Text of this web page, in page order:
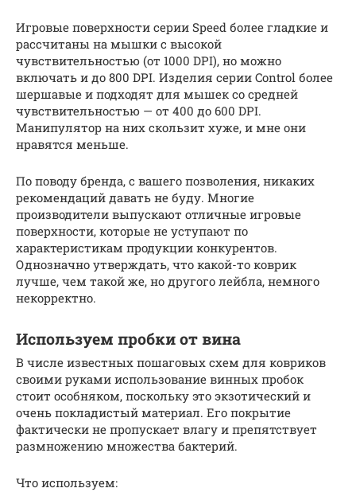
Игровые поверхности серии Speed более гладкие и
рассчитаны на мышки с высокой
чувствительностью (от 1000 DPI), но можно
включать и до 800 DPI. Изделия серии Control более
шершавые и подходят для мышек со средней
чувствительностью — от 400 до 600 DPI.
Манипулятор на них скользит хуже, и мне они
нравятся меньше.
По поводу бренда, с вашего позволения, никаких
рекомендаций давать не буду. Многие
производители выпускают отличные игровые
поверхности, которые не уступают по
характеристикам продукции конкурентов.
Однозначно утверждать, что какой-то коврик
лучше, чем такой же, но другого лейбла, немного
некорректно.
Используем пробки от вина
В числе известных пошаговых схем для ковриков
своими руками использование винных пробок
стоит особняком, поскольку это экзотический и
очень покладистый материал. Его покрытие
фактически не пропускает влагу и препятствует
размножению множества бактерий.
Что используем: